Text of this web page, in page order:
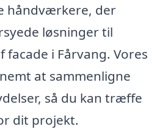
håndværkere, der
løsninger til
facade i Fårvang. Vores
at sammenligne
så du kan træffe
dit projekt.